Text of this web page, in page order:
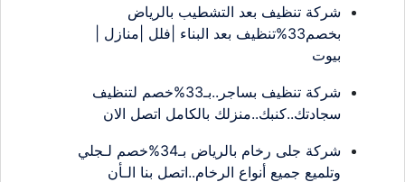
شركة تنظيف بعد التشطيب بالرياض
بخصم33%تنظيف بعد البناء |فلل |منازل |
بيوت
شركة تنظيف بساجر..بـ33%خصم لتنظيف
سجادتك..كنبك..منزلك بالكامل اتصل الان
شركة جلى رخام بالرياض بـ34%خصم لـجلي
وتلميع جميع أنواع الرخام..اتصل بنا الـأن